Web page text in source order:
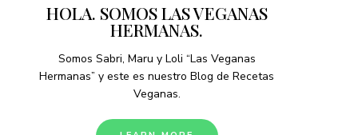
HOLA. SOMOS LAS VEGANAS
HERMANAS.
Somos Sabri, Maru y Loli “Las Veganas
Hermanas” y este es nuestro Blog de Recetas
Veganas.